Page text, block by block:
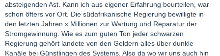
Ich bin mal gespannt, wie es nach dem Abgang von de Ryter bei
Eskom weiter geht. Bei diesen Zuständen wird sich kein
qualifizierten Nachfolger finden.
Ohne Strom kein Platin .... man braucht ggf. noch etwas Geduld
absteigenden Ast. Kann ich aus eigener Erfahrung beurteilen, war
schon öfters vor Ort. Die südafrikanische Regierung bewilligte in
den letzten Jahren x Millionen zur Wartung und Reparatur der
Stromgewinnung. Wie es zum guten Ton jeder schwarzen
Regierung gehört landete von den Geldern alles über dunkle
Kanäle bei Günstlingen des Systems. Also da wo wir uns auch hin